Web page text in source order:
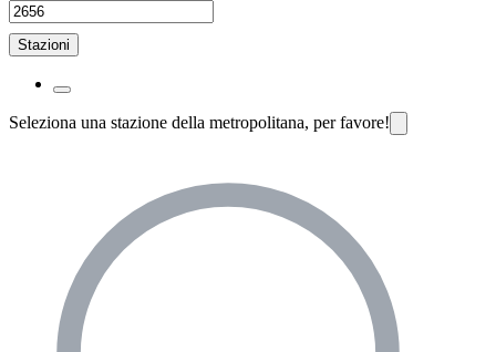
Stazioni
Seleziona una stazione della metropolitana, per favore!